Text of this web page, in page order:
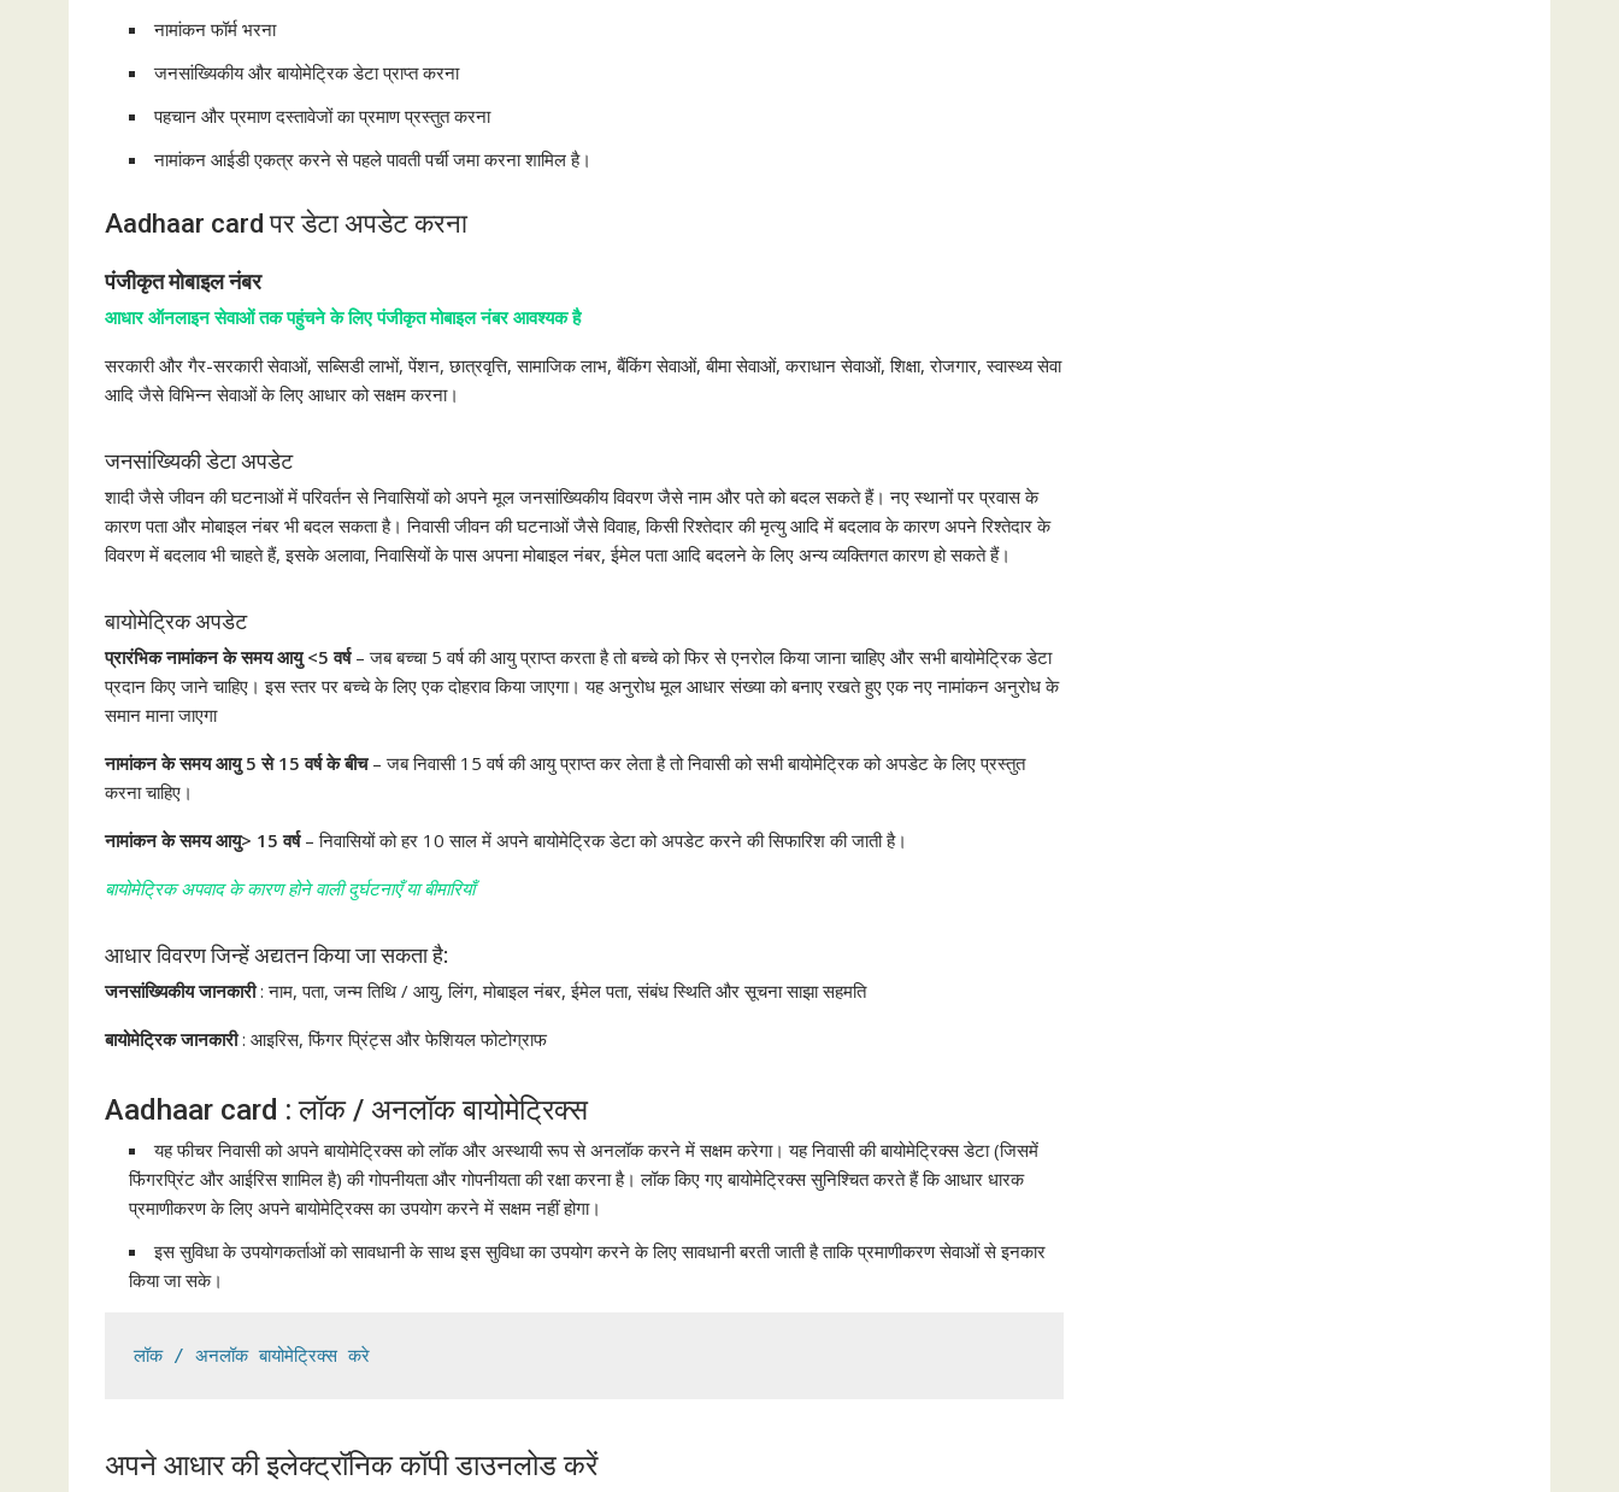
नामांकन फॉर्म भरना
जनसांख्यिकीय और बायोमेट्रिक डेटा प्राप्त करना
पहचान और प्रमाण दस्तावेजों का प्रमाण प्रस्तुत करना
नामांकन आईडी एकत्र करने से पहले पावती पर्ची जमा करना शामिल है।
Aadhaar card पर डेटा अपडेट करना
पंजीकृत मोबाइल नंबर
आधार ऑनलाइन सेवाओं तक पहुंचने के लिए पंजीकृत मोबाइल नंबर आवश्यक है
सरकारी और गैर-सरकारी सेवाओं, सब्सिडी लाभों, पेंशन, छात्रवृत्ति, सामाजिक लाभ, बैंकिंग सेवाओं, बीमा सेवाओं, कराधान सेवाओं, शिक्षा, रोजगार, स्वास्थ्य सेवा
आदि जैसे विभिन्न सेवाओं के लिए आधार को सक्षम करना।
जनसांख्यिकी डेटा अपडेट
शादी जैसे जीवन की घटनाओं में परिवर्तन से निवासियों को अपने मूल जनसांख्यिकीय विवरण जैसे नाम और पते को बदल सकते हैं। नए स्थानों पर प्रवास के
कारण पता और मोबाइल नंबर भी बदल सकता है। निवासी जीवन की घटनाओं जैसे विवाह, किसी रिश्तेदार की मृत्यु आदि में बदलाव के कारण अपने रिश्तेदार के
विवरण में बदलाव भी चाहते हैं, इसके अलावा, निवासियों के पास अपना मोबाइल नंबर, ईमेल पता आदि बदलने के लिए अन्य व्यक्तिगत कारण हो सकते हैं।
बायोमेट्रिक अपडेट
प्रारंभिक नामांकन के समय आयु <5 वर्ष– जब बच्चा 5 वर्ष की आयु प्राप्त करता है तो बच्चे को फिर से एनरोल किया जाना चाहिए और सभी बायोमेट्रिक डेटा
प्रदान किए जाने चाहिए। इस स्तर पर बच्चे के लिए एक दोहराव किया जाएगा। यह अनुरोध मूल आधार संख्या को बनाए रखते हुए एक नए नामांकन अनुरोध के
समान माना जाएगा
नामांकन के समय आयु 5 से 15 वर्ष के बीच– जब निवासी 15 वर्ष की आयु प्राप्त कर लेता है तो निवासी को सभी बायोमेट्रिक को अपडेट के लिए प्रस्तुत
करना चाहिए।
नामांकन के समय आयु> 15 वर्ष– निवासियों को हर 10 साल में अपने बायोमेट्रिक डेटा को अपडेट करने की सिफारिश की जाती है।
बायोमेट्रिक अपवाद के कारण होने वाली दुर्घटनाएँ या बीमारियाँ
आधार विवरण जिन्हें अद्यतन किया जा सकता है:
जनसांख्यिकीय जानकारी: नाम, पता, जन्म तिथि / आयु, लिंग, मोबाइल नंबर, ईमेल पता, संबंध स्थिति और सूचना साझा सहमति
बायोमेट्रिक जानकारी: आइरिस, फिंगर प्रिंट्स और फेशियल फोटोग्राफ
Aadhaar card : लॉक / अनलॉक बायोमेट्रिक्स
यह फीचर निवासी को अपने बायोमेट्रिक्स को लॉक और अस्थायी रूप से अनलॉक करने में सक्षम करेगा। यह निवासी की बायोमेट्रिक्स डेटा (जिसमें
फिंगरप्रिंट और आईरिस शामिल है) की गोपनीयता और गोपनीयता की रक्षा करना है। लॉक किए गए बायोमेट्रिक्स सुनिश्चित करते हैं कि आधार धारक
प्रमाणीकरण के लिए अपने बायोमेट्रिक्स का उपयोग करने में सक्षम नहीं होगा।
इस सुविधा के उपयोगकर्ताओं को सावधानी के साथ इस सुविधा का उपयोग करने के लिए सावधानी बरती जाती है ताकि प्रमाणीकरण सेवाओं से इनकार
किया जा सके।
लॉक / अनलॉक बायोमेट्रिक्स करे
अपने आधार की इलेक्ट्रॉनिक कॉपी डाउनलोड करें